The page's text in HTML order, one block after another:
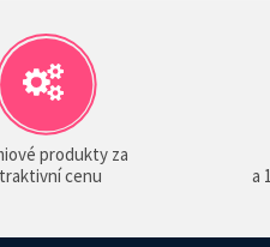
produkty za
cenu
a